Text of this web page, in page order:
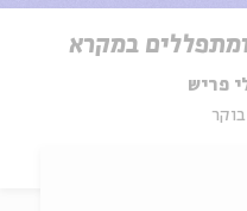
במקרא
פריש